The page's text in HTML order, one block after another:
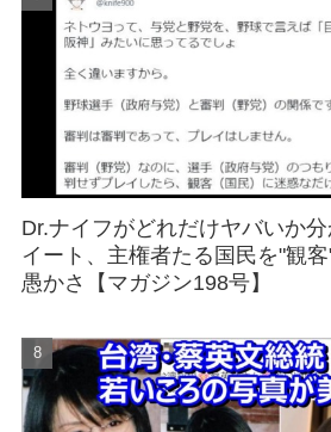
Dr.ナイフがどれだけヤバいか
イート、主権者たる国民を"観
愚かさ【マガジン198号】